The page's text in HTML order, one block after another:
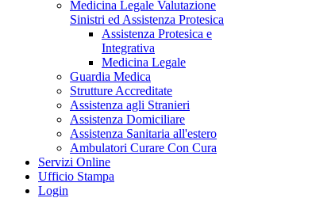
Medicina Legale Valutazione
Sinistri ed Assistenza Protesica
Assistenza Protesica e
Integrativa
Medicina Legale
Guardia Medica
Strutture Accreditate
Assistenza agli Stranieri
Assistenza Domiciliare
Assistenza Sanitaria all'estero
Ambulatori Curare Con Cura
Servizi Online
Ufficio Stampa
Login